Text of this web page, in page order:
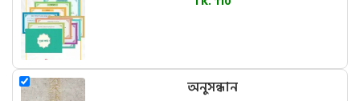
অনুসন্ধান